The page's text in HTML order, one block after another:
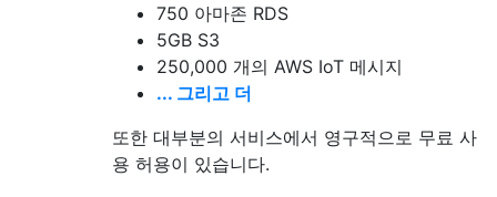
750 아마존 RDS
5GB S3
250,000 개의 AWS IoT 메시지
... 그리고 더
또한 대부분의 서비스에서 영구적으로 무료 사
용 허용이 있습니다.